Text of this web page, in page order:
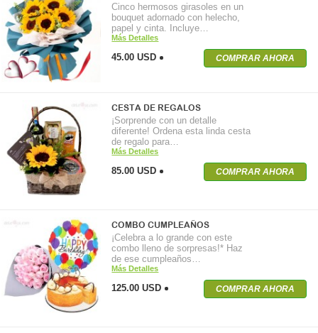
Cinco hermosos girasoles en un
bouquet adornado con helecho,
papel y cinta. Incluye…
Más Detalles
45.00 USD COMPRAR AHORA
CESTA DE REGALOS
¡Sorprende con un detalle
diferente! Ordena esta linda cesta
de regalo para…
Más Detalles
85.00 USD COMPRAR AHORA
COMBO CUMPLEAÑOS
¡Celebra a lo grande con este
combo lleno de sorpresas!* Haz
de ese cumpleaños…
Más Detalles
125.00 USD COMPRAR AHORA